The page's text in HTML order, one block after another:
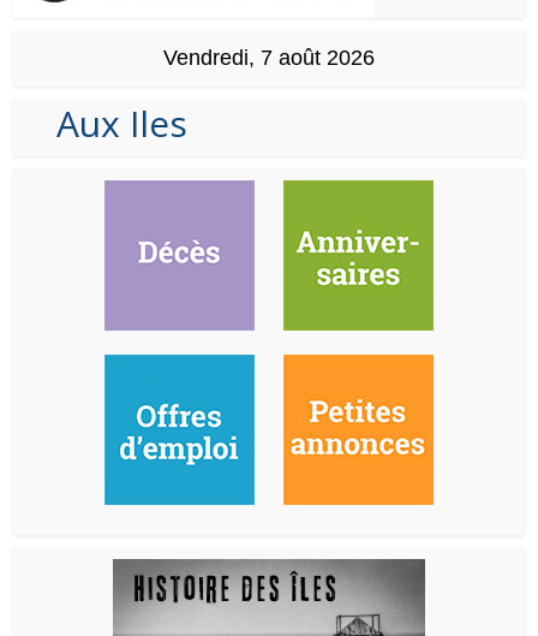
Vendredi, 7 août 2026
Aux Iles